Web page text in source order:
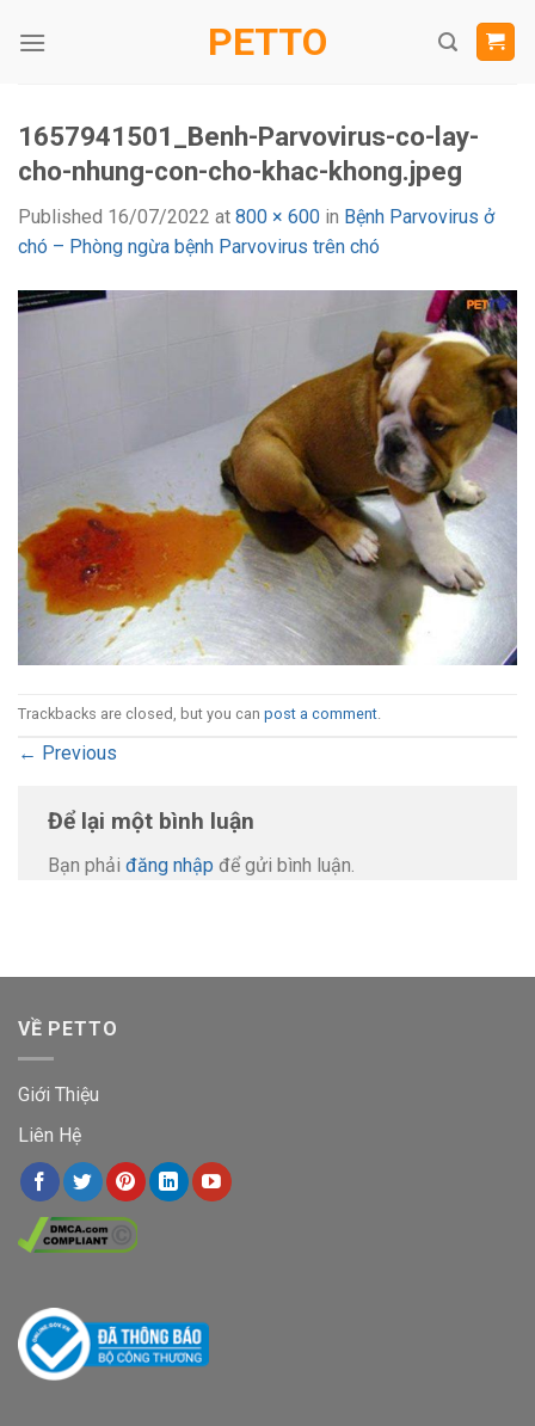
PETTO
1657941501_Benh-Parvovirus-co-lay-
cho-nhung-con-cho-khac-khong.jpeg
Published 16/07/2022 at 800 × 600 in Bệnh Parvovirus ở
chó – Phòng ngừa bệnh Parvovirus trên chó
Trackbacks are closed, but you can post a comment.
← Previous
Để lại một bình luận
Bạn phải đăng nhập để gửi bình luận.
VỀ PETTO
Giới Thiệu
Liên Hệ